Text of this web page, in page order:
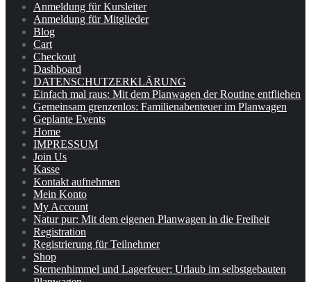
Anmeldung für Kursleiter
Anmeldung für Mitglieder
Blog
Cart
Checkout
Dashboard
DATENSCHUTZERKLÄRUNG
Einfach mal raus: Mit dem Planwagen der Routine entfliehen
Gemeinsam grenzenlos: Familienabenteuer im Planwagen
Geplante Events
Home
IMPRESSUM
Join Us
Kasse
Kontakt aufnehmen
Mein Konto
My Account
Natur pur: Mit dem eigenen Planwagen in die Freiheit
Registration
Registrierung für Teilnehmer
Shop
Sternenhimmel und Lagerfeuer: Urlaub im selbstgebauten